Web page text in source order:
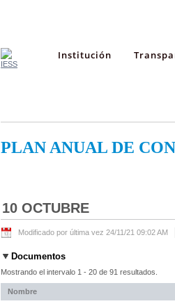
Institución
PLAN ANUAL DE
10 OCTUBRE
Modificado por última vez 24/11/21 09:02 AM
Documentos
Mostrando el intervalo 1 - 20 de 91 resultados.
Nombre